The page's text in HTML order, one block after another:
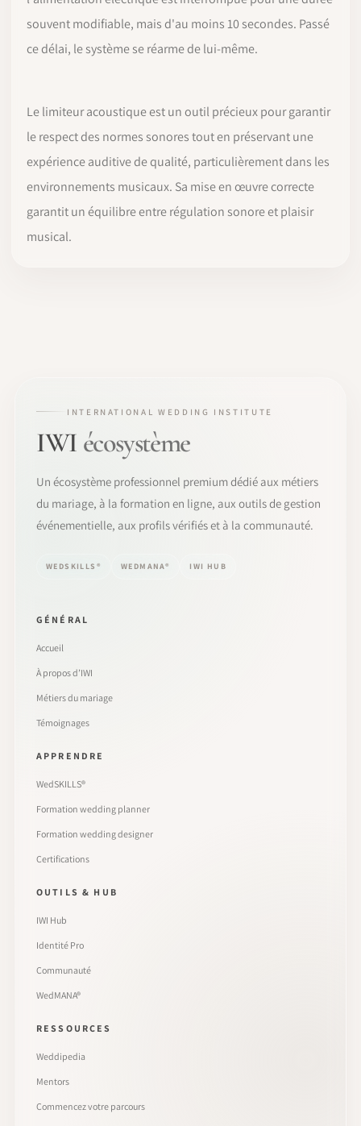
souvent modifiable, mais d'au moins 10 secondes. Passé
ce délai, le système se réarme de lui-même.
Le limiteur acoustique est un outil précieux pour garantir
le respect des normes sonores tout en préservant une
expérience auditive de qualité, particulièrement dans les
environnements musicaux. Sa mise en œuvre correcte
garantit un équilibre entre régulation sonore et plaisir
musical.
INTERNATIONAL WEDDING INSTITUTE
IWI écosystème
Un écosystème professionnel premium dédié aux métiers
du mariage, à la formation en ligne, aux outils de gestion
événementielle, aux profils vérifiés et à la communauté.
WEDSKILLS® WEDMANA® IWI HUB
GÉNÉRAL
Accueil
À propos d’IWI
Métiers du mariage
Témoignages
APPRENDRE
WedSKILLS®
Formation wedding planner
Formation wedding designer
Certifications
OUTILS & HUB
IWI Hub
Identité Pro
Communauté
WedMANA®
RESSOURCES
Weddipedia
Mentors
Commencez votre parcours